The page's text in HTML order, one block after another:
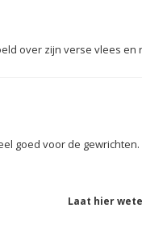
over zijn verse vlees en
goed voor de gewrichten.
Laat hier